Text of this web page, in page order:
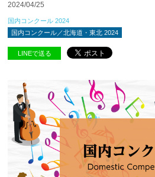
2024/04/25
国内コンクール 2024
国内コンクール／北海道・東北 2024
LINEで送る